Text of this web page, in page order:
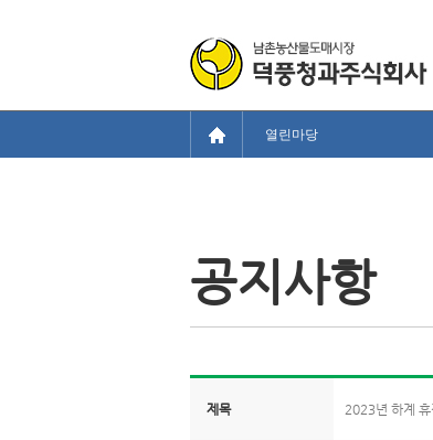
열린마당
공지사항
제목 2023년 하계 휴